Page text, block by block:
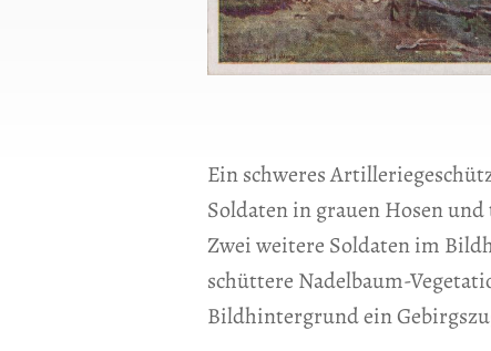
Ein schweres
Soldaten in grauen Hosen
Zwei weitere Soldaten im
schüttere Nadelbaum-
Bildhintergrund ein